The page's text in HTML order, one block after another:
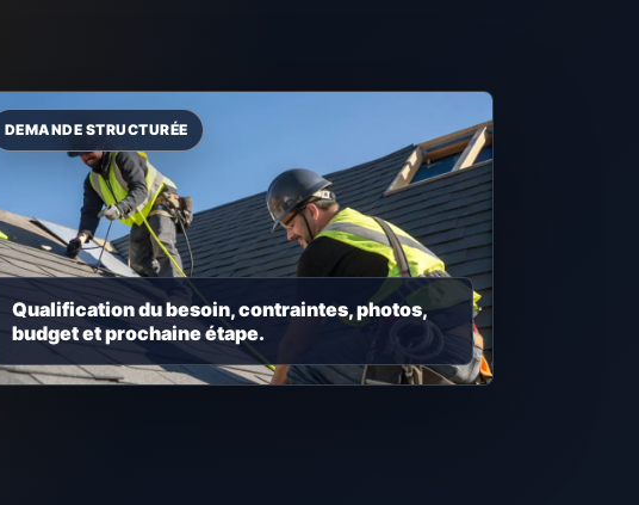
Qualification du besoin, contraintes, photos,
budget et prochaine étape.